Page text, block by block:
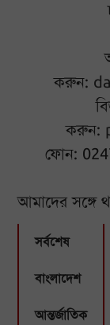
করুন:
করুন:
ফোন:
আমাদের সঙ্গে
সর্বশেষ
বাংলাদেশ
আন্তর্জাতিক